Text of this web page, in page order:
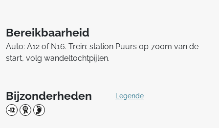
Bereikbaarheid
Auto: A12 of N16. Trein: station Puurs op 700m van de
start, volg wandeltochtpijlen.
Bijzonderheden Legende